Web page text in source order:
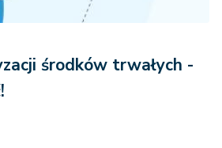
środków trwałych -